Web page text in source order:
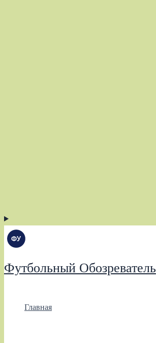
Футбольный Обозреватель
Главная